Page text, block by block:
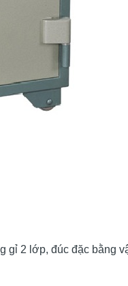
gỉ 2 lớp, đúc đặc bằng